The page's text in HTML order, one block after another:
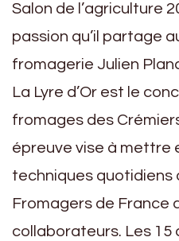
Salon de l’agriculture
passion qu’il partage
fromagerie Julien
La Lyre d’Or est le
fromages des
épreuve vise à mettre
techniques quotidiens
Fromagers de France
collaborateurs. Les 15